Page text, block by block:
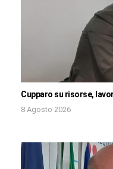
Cupparo su risorse,
8 Agosto 2026